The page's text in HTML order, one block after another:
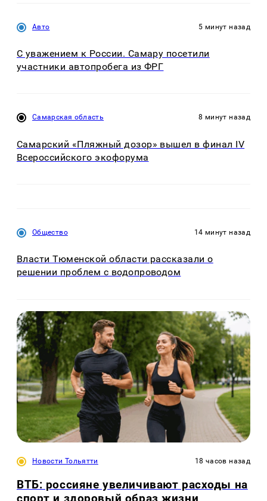
Авто 5 минут назад
С уважением к России. Самару посетили
участники автопробега из ФРГ
Самарская область 8 минут назад
Самарский «Пляжный дозор» вышел в финал IV
Всероссийского экофорума
Общество 14 минут назад
Власти Тюменской области рассказали о
решении проблем с водопроводом
Новости Тольятти 18 часов назад
ВТБ: россияне увеличивают расходы на